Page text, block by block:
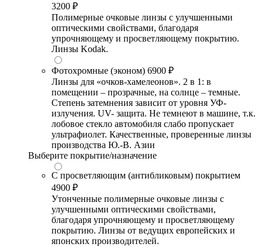
3200 ₽
Полимерные очковые линзы с улучшенными
оптическими свойствами, благодаря
упрочняющему и просветляющему покрытию.
Линзы Kodak.
Фотохромные (эконом) 6900 ₽
Линзы для «очков-хамелеонов». 2 в 1: в
помещении – прозрачные, на солнце – темные.
Степень затемнения зависит от уровня УФ-
излучения. UV- защита. Не темнеют в машине, т.к.
лобовое стекло автомобиля слабо пропускает
ультрафиолет. Качественные, проверенные линзы
производства Ю.-В. Азии
Выберите покрытие/назначение
С просветляющим (антибликовым) покрытием
4900 ₽
Утонченные полимерные очковые линзы с
улучшенными оптическими свойствами,
благодаря упрочняющему и просветляющему
покрытию. Линзы от ведущих европейских и
японских производителей.